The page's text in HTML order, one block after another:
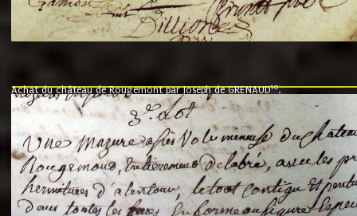
Achat du château de Rougemont par Joseph de GRENAUD10.
"l'an mil six cent soixante treze le ving neuvième jour du mois de
nommé fut présent Messire Claude Guillaume de Moyriat chevalier baron
vend, purement simplement et irrevocablement a monseigneur monsieur
et chavannes conseiller du roy au parlement de Bourgogne, present et
que le dit seigneur Baron de la Vellière a sur ses hommes, indivisables et
de la Velliere tout ainsi et comme le dit seigneur Baron et ses